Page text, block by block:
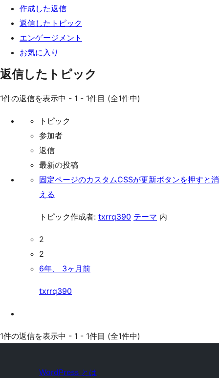
作成した返信
返信したトピック
エンゲージメント
お気に入り
返信したトピック
1件の返信を表示中 - 1 - 1件目 (全1件中)
トピック
参加者
返信
最新の投稿
固定ページのカスタムCSSが更新ボタンを押すと消
える
トピック作成者: txrrq390 テーマ 内
2
2
6年、 3ヶ月前
txrrq390
1件の返信を表示中 - 1 - 1件目 (全1件中)
WordPress とは